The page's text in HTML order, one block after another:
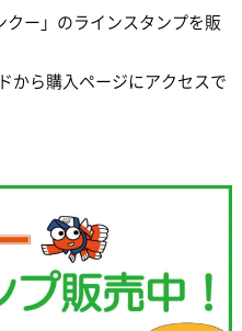
クー」のラインスタンプを販
から購入ページにアクセスで